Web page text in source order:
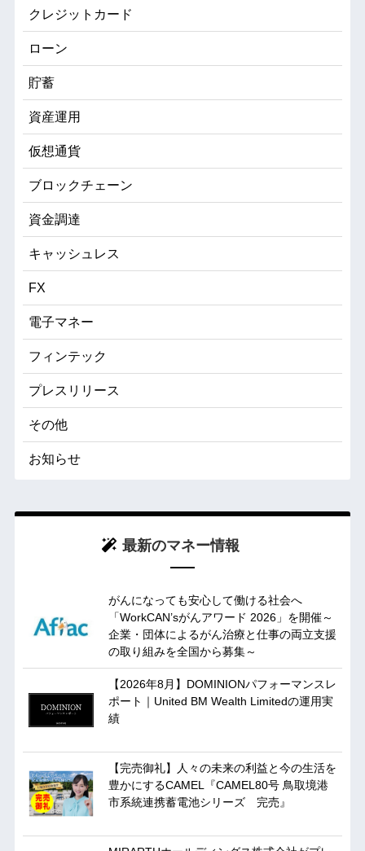
クレジットカード
ローン
貯蓄
資産運用
仮想通貨
ブロックチェーン
資金調達
キャッシュレス
FX
電子マネー
フィンテック
プレスリリース
その他
お知らせ
最新のマネー情報
がんになっても安心して働ける社会へ
「WorkCAN’sがんアワード 2026」を開催～
企業・団体によるがん治療と仕事の両立支援
の取り組みを全国から募集～
【2026年8月】DOMINIONパフォーマンスレ
ポート｜United BM Wealth Limitedの運用実
績
【完売御礼】人々の未来の利益と今の生活を
豊かにするCAMEL『CAMEL80号 鳥取境港
市系統連携蓄電池シリーズ 完売』